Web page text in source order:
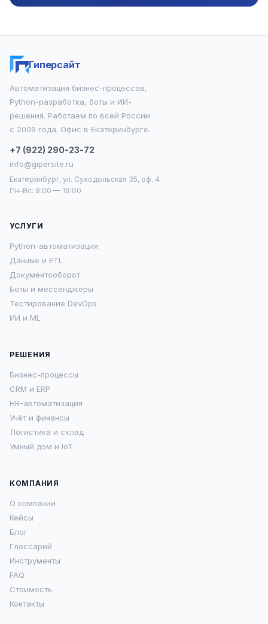
Гиперсайт
Автоматизация бизнес-процессов,
Python-разработка, боты и ИИ-
решения. Работаем по всей России
с 2009 года. Офис в Екатеринбурге.
+7 (922) 290-23-72
info@gipersite.ru
Екатеринбург, ул. Суходольская 35, оф. 4
Пн–Вс: 9:00 — 19:00
УСЛУГИ
Python-автоматизация
Данные и ETL
Документооборот
Боты и мессенджеры
Тестирование DevOps
ИИ и ML
РЕШЕНИЯ
Бизнес-процессы
CRM и ERP
HR-автоматизация
Учёт и финансы
Логистика и склад
Умный дом и IoT
КОМПАНИЯ
О компании
Кейсы
Блог
Глоссарий
Инструменты
FAQ
Стоимость
Контакты